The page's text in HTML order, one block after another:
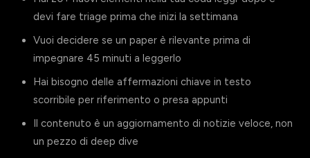
devi fare triage prima che inizi la settimana
Vuoi decidere se un paper è rilevante prima di
impegnare 45 minuti a leggerlo
Hai bisogno delle affermazioni chiave in testo
scorribile per riferimento o presa appunti
Il contenuto è un aggiornamento di notizie veloce, non
un pezzo di deep dive